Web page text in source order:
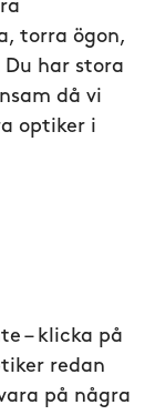
torra ögon,
har stora
då vi
optiker i
– klicka på
redan
på några